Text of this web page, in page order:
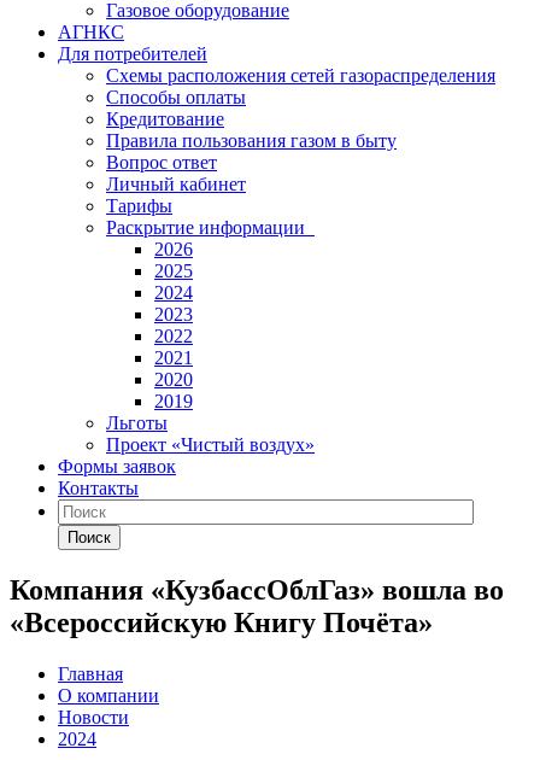
Газовое оборудование
АГНКС
Для потребителей
Схемы расположения сетей газораспределения
Способы оплаты
Кредитование
Правила пользования газом в быту
Вопрос ответ
Личный кабинет
Тарифы
Раскрытие информации
2026
2025
2024
2023
2022
2021
2020
2019
Льготы
Проект «Чистый воздух»
Формы заявок
Контакты
Поиск
Компания «КузбассОблГаз» вошла во
«Всероссийскую Книгу Почёта»
Главная
О компании
Новости
2024